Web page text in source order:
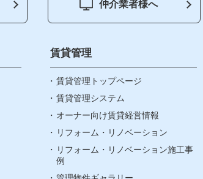
トップページ
借りたい
お気に入り物件
閲覧履歴
町名検索
賃貸管理
資産・
なんで
賃貸リ
仲介業者様へ
賃貸管理
賃貸管理トップページ
賃貸管理システム
オーナー向け賃貸経営情報
リフォーム・リノベーション
リフォーム・リノベーション施工事
例